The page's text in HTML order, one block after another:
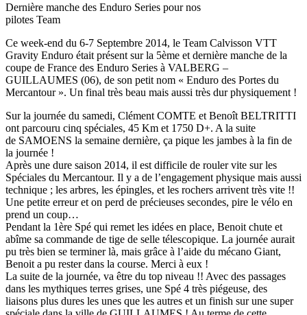
Dernière manche des Enduro Series pour nos
pilotes Team
Ce week-end du 6-7 Septembre 2014, le Team Calvisson VTT
Gravity Enduro était présent sur la 5ème et dernière manche de la
coupe de France des Enduro Series à VALBERG –
GUILLAUMES (06), de son petit nom « Enduro des Portes du
Mercantour ». Un final très beau mais aussi très dur physiquement !
Sur la journée du samedi, Clément COMTE et Benoît BELTRITTI
ont parcouru cinq spéciales, 45 Km et 1750 D+. A la suite
de SAMOENS la semaine dernière, ça pique les jambes à la fin de
la journée !
Après une dure saison 2014, il est difficile de rouler vite sur les
Spéciales du Mercantour. Il y a de l’engagement physique mais aussi
technique ; les arbres, les épingles, et les rochers arrivent très vite !!
Une petite erreur et on perd de précieuses secondes, pire le vélo en
prend un coup…
Pendant la 1ère Spé qui remet les idées en place, Benoit chute et
abîme sa commande de tige de selle télescopique. La journée aurait
pu très bien se terminer là, mais grâce à l’aide du mécano Giant,
Benoit a pu rester dans la course. Merci à eux !
La suite de la journée, va être du top niveau !! Avec des passages
dans les mythiques terres grises, une Spé 4 très piégeuse, des
liaisons plus dures les unes que les autres et un finish sur une super